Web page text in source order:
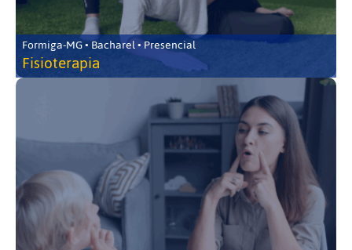
Formiga-MG • Bacharel • Presencial
Fisioterapia